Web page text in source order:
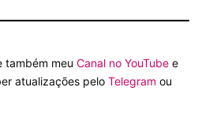
também meu Canal no YouTube e
atualizações pelo Telegram ou